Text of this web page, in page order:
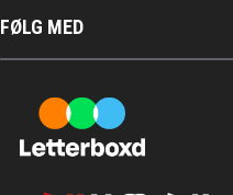
FØLG MED